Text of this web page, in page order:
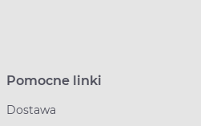
Pomocne linki
Dostawa